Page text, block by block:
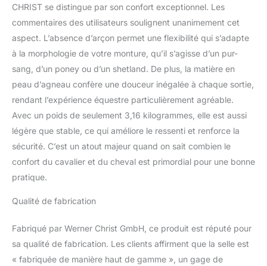
l’excellente qualité de
l’élaboration. Caractérisé
peau d’agneau, les
conchos argentés, les
latigo strings et la
broderie « Special Edition
», cette selle est un vrai
produit de collection.
CARACTÉRISTIQUES :
Notre selle de cheval est
idéale pour l’équitation
bareback en offrant un
confort exceptionnel au
dos du cheval sont
entièrement en peau
d’agneau. La doublure
CHRIST se distingue par son confort exceptionnel. Les
commentaires des utilisateurs soulignent unanimement cet
aspect. L’absence d’arçon permet une flexibilité qui s’adapte
à la morphologie de votre monture, qu’il s’agisse d’un pur-
sang, d’un poney ou d’un shetland. De plus, la matière en
peau d’agneau confère une douceur inégalée à chaque sortie,
rendant l’expérience équestre particulièrement agréable.
Avec un poids de seulement 3,16 kilogrammes, elle est aussi
légère que stable, ce qui améliore le ressenti et renforce la
sécurité. C’est un atout majeur quand on sait combien le
confort du cavalier et du cheval est primordial pour une bonne
pratique.
Qualité de fabrication
Fabriqué par Werner Christ GmbH, ce produit est réputé pour
sa qualité de fabrication. Les clients affirment que la selle est
« fabriquée de manière haut de gamme », un gage de